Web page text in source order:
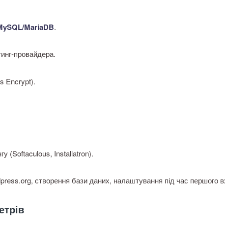
MariaDB.
провайдера.
Encrypt).
(Softaculous, Installatron).
створення бази даних, налаштування під час першого